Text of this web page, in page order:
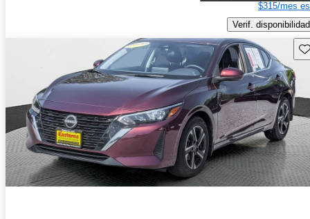
$315/mes
Verif. disponibilidad